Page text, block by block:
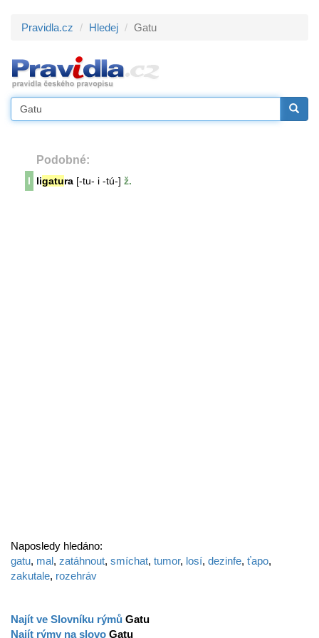
Pravidla.cz Hledej Gatu
Podobné:
l ligatura [-tu- i -tú-] ž.
Naposledy hledáno:
gatu, mal, zatáhnout, smíchat, tumor, losí, dezinfe, ťapo,
zakutale, rozehráv
Najít ve Slovníku rýmů Gatu
Najít rýmy na slovo Gatu